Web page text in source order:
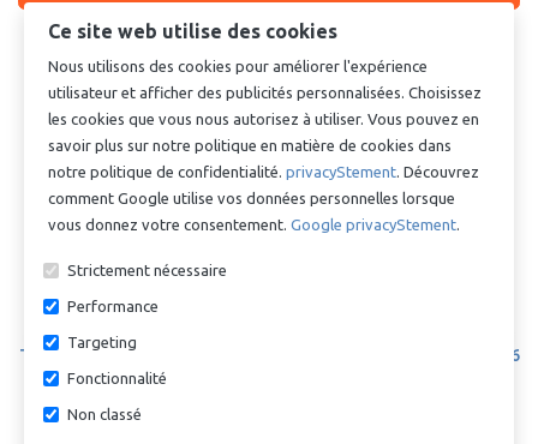

Produits similaires
Tri-clamp raccord - DIN 32676
- Collier de serrage -
Charnière simple - Inox 304 -
Tri-clamp raccord - DIN 32676
Ce site web utilise des cookies
Nous utilisons des cookies pour améliorer l'expérience
utilisateur et afficher des publicités personnalisées. Choisissez
les cookies que vous nous autorisez à utiliser. Vous pouvez en
savoir plus sur notre politique en matière de cookies dans
notre politique de confidentialité. privacyStement. Découvrez
comment Google utilise vos données personnelles lorsque
vous donnez votre consentement. Google privacyStement.
Strictement nécessaire
Performance
Targeting
Fonctionnalité
Non classé